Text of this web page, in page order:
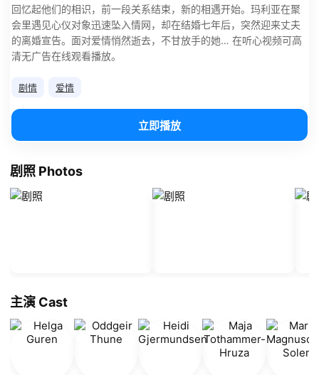
回忆起他们的相识，前一段关系结束，新的相遇开始。玛利亚在聚
会里遇见心仪对象迅速坠入情网，却在结婚七年后，突然迎来丈夫
的离婚宣告。面对爱情悄然逝去，不甘放手的她… 在听心视频可高
清无广告在线观看播放。
剧情 爱情
立即播放
剧照 Photos
主演 Cast